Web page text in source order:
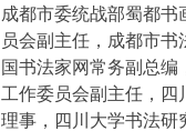
成都市委统战部蜀都
员会副主任，成都市
国书法家网常务副总
工作委员会副主任，四
理事，四川大学书法研